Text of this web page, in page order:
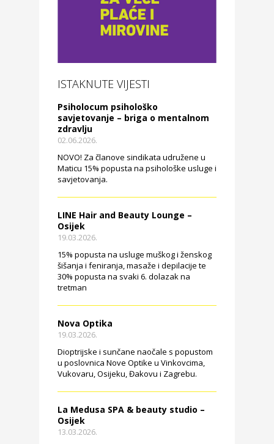
ISTAKNUTE VIJESTI
Psiholocum psihološko
savjetovanje – briga o mentalnom
zdravlju
02.06.2026.
NOVO! Za članove sindikata udružene u
Maticu 15% popusta na psihološke usluge i
savjetovanja.
LINE Hair and Beauty Lounge –
Osijek
19.03.2026.
15% popusta na usluge muškog i ženskog
šišanja i feniranja, masaže i depilacije te
30% popusta na svaki 6. dolazak na
tretman
Nova Optika
19.03.2026.
Dioptrijske i sunčane naočale s popustom
u poslovnica Nove Optike u Vinkovcima,
Vukovaru, Osijeku, Đakovu i Zagrebu.
La Medusa SPA & beauty studio –
Osijek
13.03.2026.